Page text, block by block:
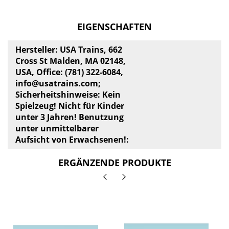
EIGENSCHAFTEN
Hersteller: USA Trains, 662
Cross St Malden, MA 02148,
USA, Office: (781) 322-6084,
info@usatrains.com;
Sicherheitshinweise: Kein
Spielzeug! Nicht für Kinder
unter 3 Jahren! Benutzung
unter unmittelbarer
Aufsicht von Erwachsenen!:
ERGÄNZENDE PRODUKTE